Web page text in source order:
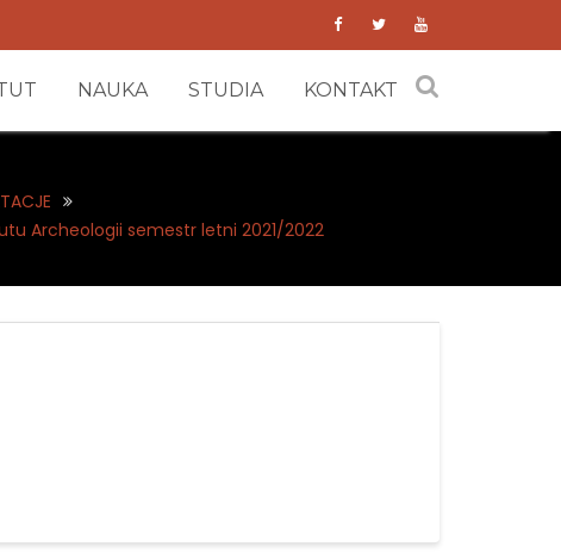
NAUKA STUDIA KONTAKT
Archeologii semestr letni 2021/2022